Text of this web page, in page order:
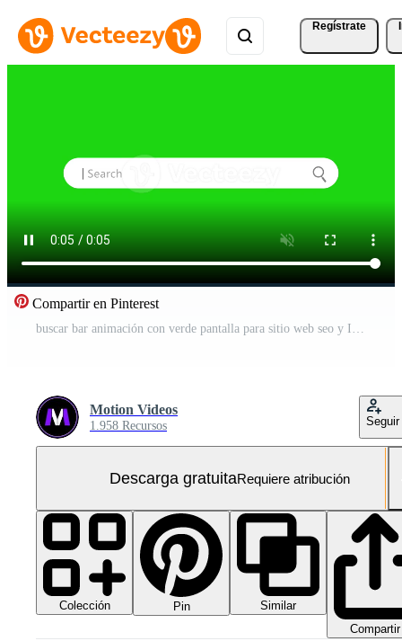
Regístrate
Compartir en Pinterest
buscar bar animación con verde pantalla para sitio web seo y Internet mejoramiento. 4k resolución Vídeo Gratis
Motion Videos
1.958 Recursos Seguir
Descarga gratuitaRequiere atribución
Colección Pin
Similar
Compartir